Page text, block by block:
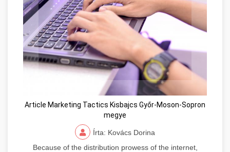
Article Marketing Tactics Kisbajcs Győr-Moson-Sopron
megye
Írta: Kovács Dorina
Because of the distribution prowess of the internet,